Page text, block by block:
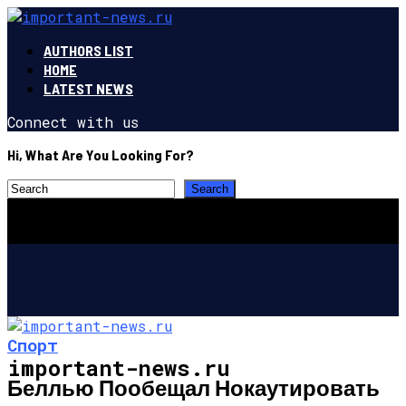
AUTHORS LIST
HOME
LATEST NEWS
Connect with us
Hi, What Are You Looking For?
important-news.ru
Спорт
Беллью Пообещал Нокаутировать